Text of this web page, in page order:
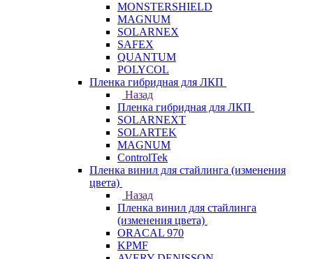
MONSTERSHIELD
MAGNUM
SOLARNEX
SAFEX
QUANTUM
POLYCOL
Пленка гибридная для ЛКП
Назад
Пленка гибридная для ЛКП
SOLARNEXT
SOLARTEK
MAGNUM
ControlTek
Пленка винил для стайлинга (изменения
цвета)
Назад
Пленка винил для стайлинга
(изменения цвета)
ORACAL 970
KPMF